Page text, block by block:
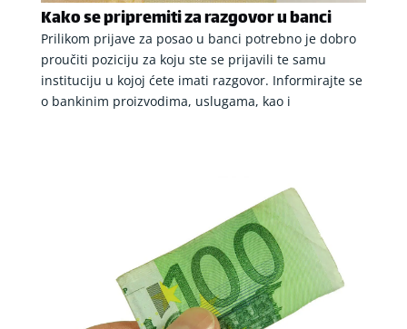
Kako se pripremiti za razgovor u banci
Prilikom prijave za posao u banci potrebno je dobro
proučiti poziciju za koju ste se prijavili te samu
instituciju u kojoj ćete imati razgovor. Informirajte se
o bankinim proizvodima, uslugama, kao i